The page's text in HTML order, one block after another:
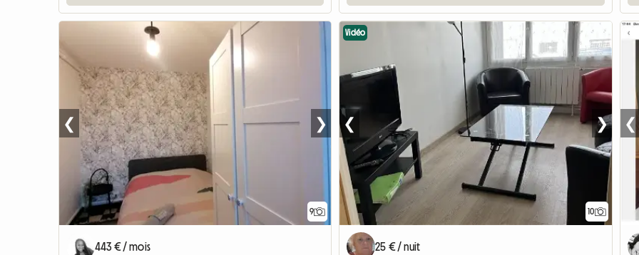
9
❮ ❯
443 € / mois
10
Vidéo
❮ ❯
25 € / nuit
❮